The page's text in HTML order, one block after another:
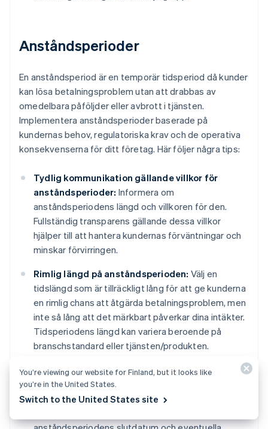
Anståndsperioder
En anståndsperiod är en temporär tidsperiod då kunder
kan lösa betalningsproblem utan att drabbas av
omedelbara påföljder eller avbrott i tjänsten.
Implementera anståndsperioder baserade på
kundernas behov, regulatoriska krav och de operativa
konsekvenserna för ditt företag. Här följer några tips:
Tydlig kommunikation gällande villkor för
anståndsperioder: Informera om
anståndsperiodens längd och villkoren för den.
Fullständig transparens gällande dessa villkor
hjälper till att hantera kundernas förväntningar och
minskar förvirringen.
Rimlig längd på anståndsperioden: Välj en
tidslängd som är tillräckligt lång för att ge kunderna
en rimlig chans att åtgärda betalningsproblem, men
inte så lång att det märkbart påverkar dina intäkter.
Tidsperiodens längd kan variera beroende på
branschstandard eller tjänsten/produkten.
Automatiserade meddelanden:Skicka
automatiska påminnelser till kunderna före och
under anståndsperioden. Dessa påminnelser bör
You’re viewing our website for Finland, but it looks like
you’re in the United States.
Switch to the United States site